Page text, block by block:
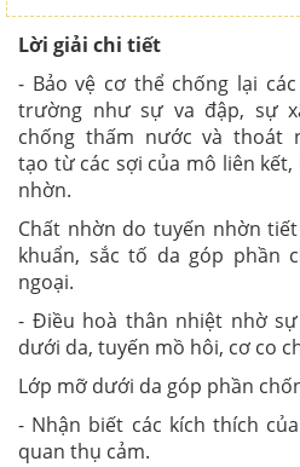
Lời giải chi tiết
- Bảo vệ cơ thể chống lại
trường như sự va đập, sự
chống thấm nước và thoát
tạo từ các sợi của mô liên
nhờn.
Chất nhờn do tuyến nhờn
khuẩn, sắc tố da góp phần
ngoại.
- Điều hoà thân nhiệt nhờ
dưới da, tuyến mồ hôi, cơ co
Lớp mỡ dưới da góp phần
- Nhận biết các kích thích
quan thụ cảm.